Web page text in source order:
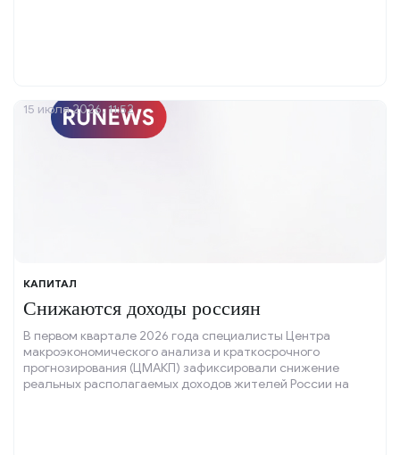
КАПИТАЛ
Снижаются доходы россиян
В первом квартале 2026 года специалисты Центра
макроэкономического анализа и краткосрочного
прогнозирования (ЦМАКП) зафиксировали снижение
реальных располагаемых доходов жителей России на
15 июля 2026, 11:52